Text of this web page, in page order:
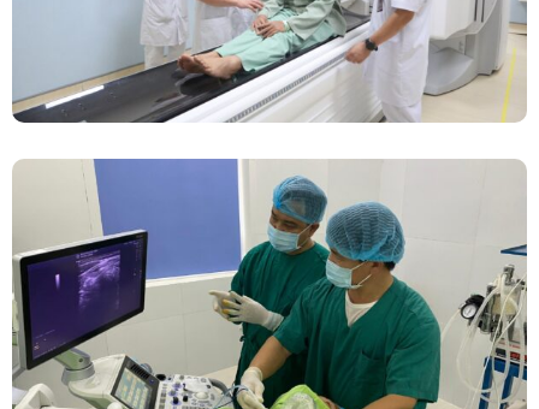
Đốt Sóng Cao Tần Dưới Siêu Âm, Điều Trị U
Lành Tuyến Giáp Không Cần Phẫu Thuật